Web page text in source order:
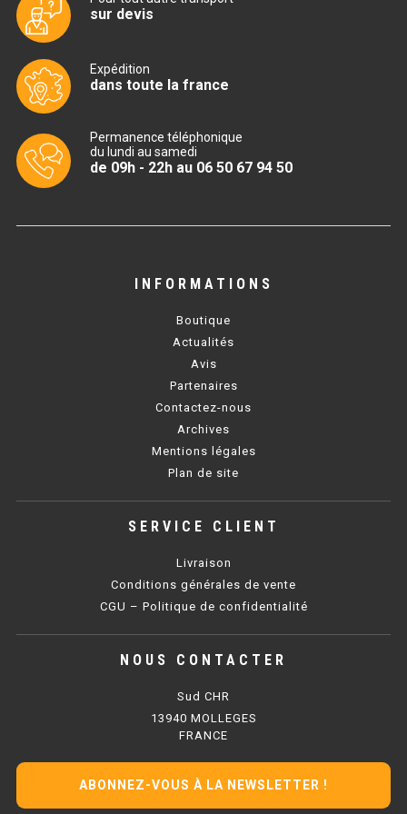
TABLE RÉFRIGÉRÉE
TABLE 600
TABLE 700 VITRÉE
TABLE CONGÉLATEUR
SOUBASSEMENT RÉFRIGÉRÉ
TABLE DE PRÉPARATION
SALADETTE COMPACTE
SALADETTE 800 VITRÉE
sur devis
Expédition
dans toute la france
Permanence téléphonique
du lundi au samedi
de 09h - 22h au 06 50 67 94 50
INFORMATIONS
Boutique
Actualités
Avis
Partenaires
Contactez-nous
Archives
Mentions légales
Plan de site
SERVICE CLIENT
Livraison
Conditions générales de vente
CGU – Politique de confidentialité
NOUS CONTACTER
Sud CHR
13940 MOLLEGES
FRANCE
ABONNEZ-VOUS À LA NEWSLETTER !